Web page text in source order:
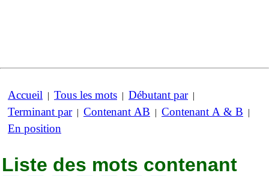
Accueil | Tous les mots | Débutant par|
Terminant par| Contenant AB | Contenant A & B |
En position
Liste des mots contenant